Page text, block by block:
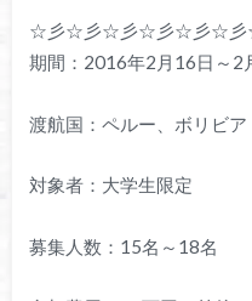
☆彡☆彡☆彡☆彡☆彡☆
期間：2016年2月16日～2
渡航国：ペルー、ボリビア
対象者：大学生限定
募集人数：15名～18名